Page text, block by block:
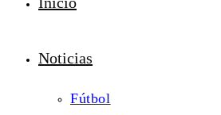
Noticias
Fútbol